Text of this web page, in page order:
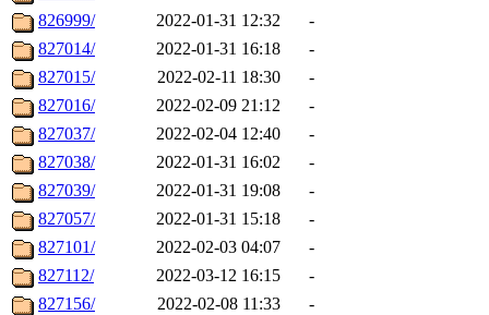
826999/
2022-01-31 12:32
-
827014/
2022-01-31 16:18
-
827015/
2022-02-11 18:30
-
827016/
2022-02-09 21:12
-
827037/
2022-02-04 12:40
-
827038/
2022-01-31 16:02
-
827039/
2022-01-31 19:08
-
827057/
2022-01-31 15:18
-
827101/
2022-02-03 04:07
-
827112/
2022-03-12 16:15
-
827156/
2022-02-08 11:33
-